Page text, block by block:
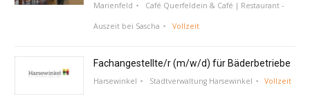
Marienfeld Café Querfeldein & Café | Restaurant -
Auszeit bei Sascha Vollzeit
Fachangestellte/r (m/w/d) für Bäderbetriebe
Harsewinkel Stadtverwaltung Harsewinkel Vollzeit